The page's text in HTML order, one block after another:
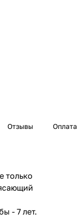
Отзывы Оплата
только
- 7 лет.